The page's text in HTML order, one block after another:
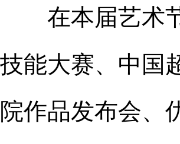
在本届艺术节
技能大赛、中国
院作品发布会、